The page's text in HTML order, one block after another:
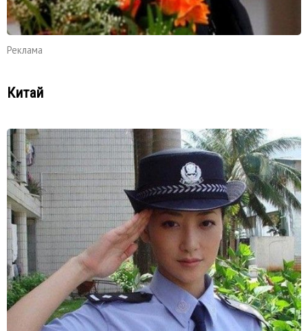
Реклама
Китай